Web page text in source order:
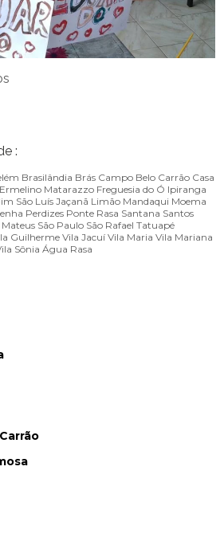
:
Brasilândia Brás Campo Belo Carrão Casa
Ermelino Matarazzo Freguesia do Ó Ipiranga
São Luís Jaçanã Limão Mandaqui Moema
Perdizes Ponte Rasa Santana Santos
Mateus São Paulo São Rafael Tatuapé
Guilherme Vila Jacuí Vila Maria Vila Mariana
Sônia Água Rasa